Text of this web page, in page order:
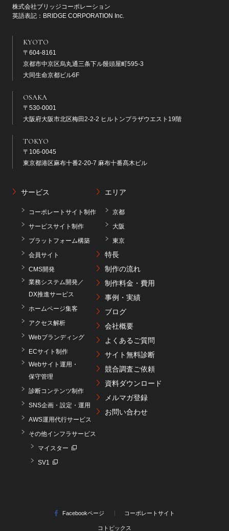
株式会社ブリッジコーポレーション
英語表記：BRIDGE CORPORATION Inc.
KYOTO
〒604-8161
京都市中京区烏丸通三条下ル饅頭屋町595-3
大同生命京都ビル6F
OSAKA
〒530-0001
大阪府大阪市北区梅田2-2-2 ヒルトンプラザウエスト19階
TOKYO
〒106-0045
東京都港区麻布十番2-20-7 麻布十番髙木ビル
サービス
コーポレートサイト制作
サービスサイト制作
プラットフォーム構築
会員サイト
CMS開発
業務システム開発／
DX推進サービス
ホームページ集客
アクセス解析
Webブランディング
ECサイト制作
Webサイト運用・
保守管理
診断コンテンツ制作
SNS企画・設定・運用
AWS運用代行サービス
その他インフラサービス
マイスター
SV1
エリア
京都
大阪
東京
特長
制作の流れ
制作料金・費用
事例・実績
ブログ
会社概要
よくあるご質問
サイト無料診断
競合調査ご依頼
資料ダウンロード
メルマガ登録
お問い合わせ
Facebookページ コーポレートサイト
コトピックス